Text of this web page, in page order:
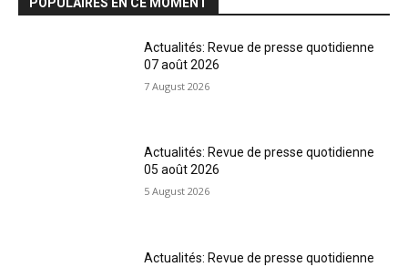
Actualités: Revue de presse quotidienne
07 août 2026
7 August 2026
Actualités: Revue de presse quotidienne
05 août 2026
5 August 2026
Actualités: Revue de presse quotidienne